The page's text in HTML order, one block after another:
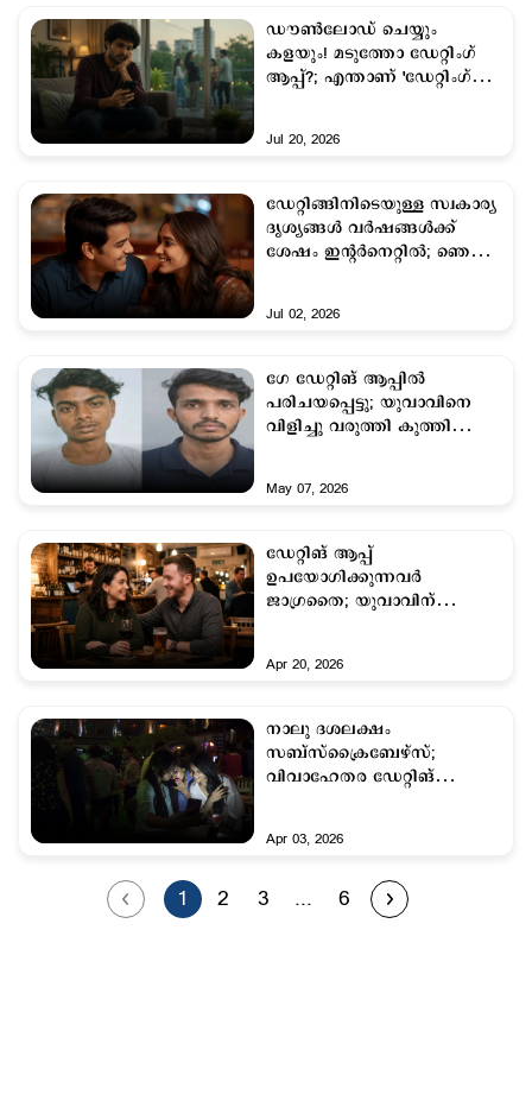
ഡൗൺലോഡ് ചെയ്യും
കളയും! മടുത്തോ ഡേറ്റിംഗ്
ആപ്പ്?; എന്താണ് 'ഡേറ്റിംഗ്
Jul 20, 2026
ഡേറ്റിങ്ങിനിടെയുള്ള സ്വകാര്യ
ദൃശ്യങ്ങൾ വര്‍ഷങ്ങള്‍ക്ക്
ശേഷം ഇന്റർനെറ്റിൽ; ഞെട്ടി
Jul 02, 2026
ഗേ ഡേറ്റിങ് ആപ്പില്‍
പരിചയപ്പെട്ടു; യുവാവിനെ
വിളിച്ചു വരുത്തി കുത്തി
May 07, 2026
ഡേറ്റിങ് ആപ്പ്
ഉപയോഗിക്കുന്നവര്‍
ജാഗ്രതൈ; യുവാവിന്
Apr 20, 2026
നാലു ദശലക്ഷം
സബ്സ്ക്രൈബേഴ്സ്;
വിവാഹേതര ഡേറ്റിങ്
Apr 03, 2026
1 2 3 ... 6